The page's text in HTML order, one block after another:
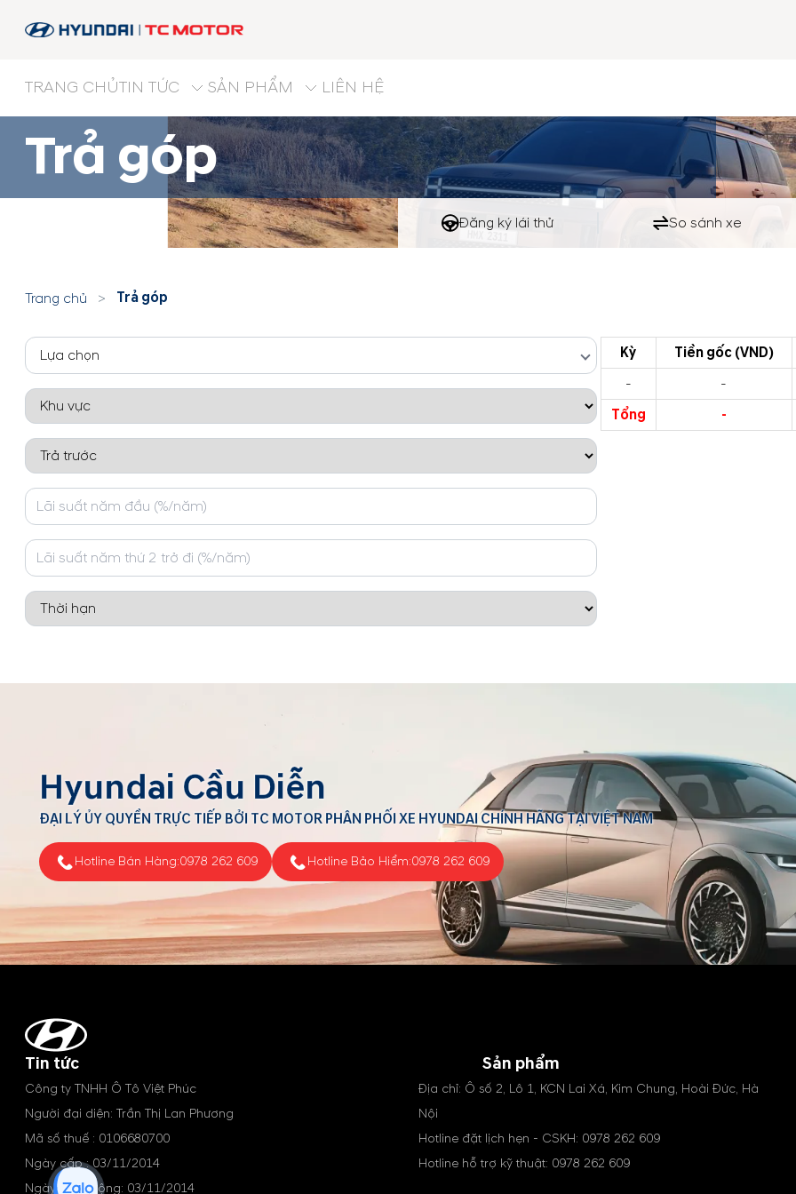
TRANG CHỦTIN TỨC SẢN PHẨM LIÊN HỆ
Trả góp
Đăng ký lái thử So sánh xe
Trang chủ > Trả góp
Lựa chọn Kỳ
Tiền gốc (VND)
-
-
Tổng
-
Hyundai Cầu Diễn
ĐẠI LÝ ỦY QUYỀN TRỰC TIẾP BỞI TC MOTOR PHÂN PHỐI XE HYUNDAI CHÍNH HÃNG TẠI VIỆT NAM
Hotline Bán Hàng:0978 262 609 Hotline Bảo Hiểm:0978 262 609
Tin tức Sản phẩm
Công ty TNHH Ô Tô Việt Phúc
Người đại diện: Trần Thị Lan Phương
Mã số thuế : 0106680700
Ngày cấp : 03/11/2014
Ngày hoạt động: 03/11/2014
Địa chỉ: Ô số 2, Lô 1, KCN Lai Xá, Kim Chung, Hoài Đức, Hà
Nội
Hotline đặt lịch hẹn - CSKH: 0978 262 609
Hotline hỗ trợ kỹ thuật: 0978 262 609